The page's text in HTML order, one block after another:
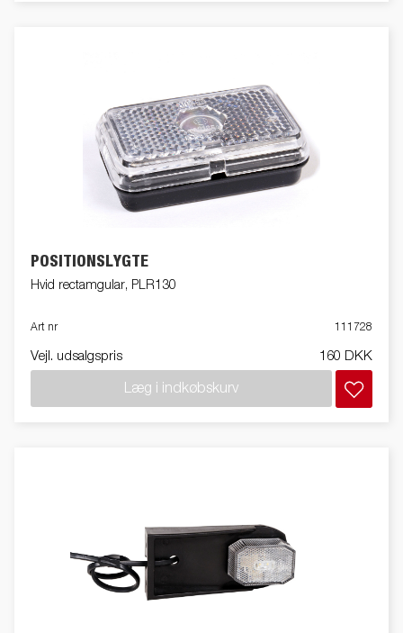
POSITIONSLYGTE
Hvid rectamgular, PLR130
Art nr 111728
Vejl. udsalgspris 160 DKK
Læg i indkøbskurv